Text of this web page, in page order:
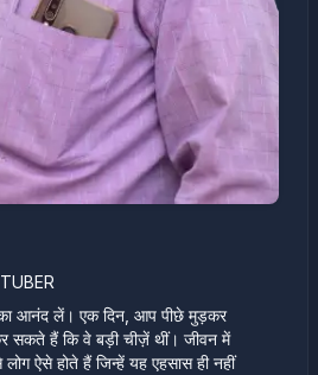
का आनंद लें। एक दिन, आप पीछे मुड़कर
हैं कि वे बड़ी चीज़ें थीं। जीवन में
ऐसे होते हैं जिन्हें यह एहसास ही नहीं